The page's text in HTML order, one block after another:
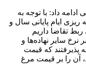
داد: با توجه به
ایام پایانی سال و
تقاضا داریم
نرخ سایر نهاده‌ها و
پذیرفتند که قیمت
آن را بر قیمت مرغ